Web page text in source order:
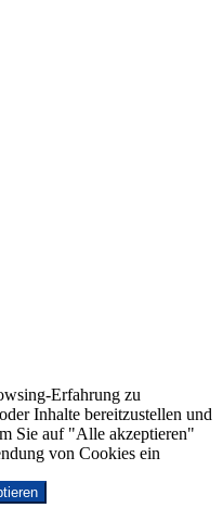
Erfahrung zu
Inhalte bereitzustellen und
Sie auf "Alle akzeptieren"
von Cookies ein